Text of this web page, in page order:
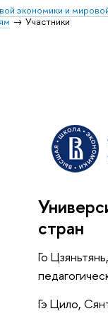
экономики и
Участники
стран
Го
Гэ Цило,